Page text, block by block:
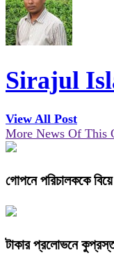
Sirajul
View All Post
More News Of This
গোপনে পরিচালককে বিয়ে
টাকার প্রলোভনে